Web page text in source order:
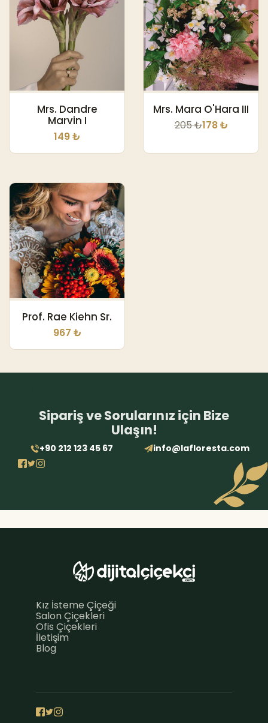
Mrs. Dandre
Marvin I
149 ₺
Mrs. Mara O'Hara III
205 ₺178 ₺
Prof. Rae Kiehn Sr.
967 ₺
Sipariş ve Sorularınız için Bize
Ulaşın!
+90 212 123 45 67 info@lafloresta.com
Kız İsteme Çiçeği
Salon Çiçekleri
Ofis Çiçekleri
İletişim
Blog